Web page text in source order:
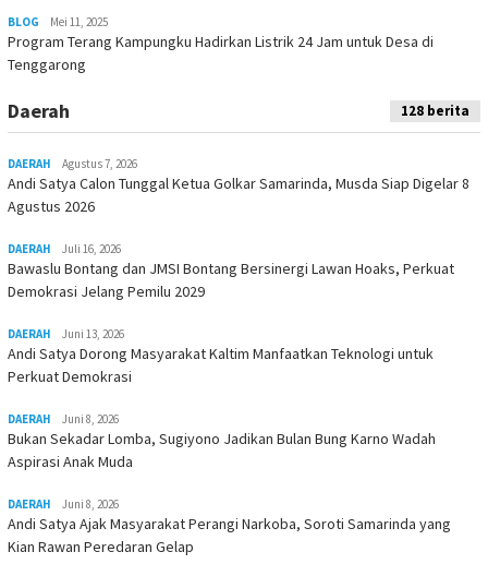
BLOG Mei 11, 2025
Program Terang Kampungku Hadirkan Listrik 24 Jam untuk Desa di
Tenggarong
Daerah 128 berita
DAERAH Agustus 7, 2026
Andi Satya Calon Tunggal Ketua Golkar Samarinda, Musda Siap Digelar 8
Agustus 2026
DAERAH Juli 16, 2026
Bawaslu Bontang dan JMSI Bontang Bersinergi Lawan Hoaks, Perkuat
Demokrasi Jelang Pemilu 2029
DAERAH Juni 13, 2026
Andi Satya Dorong Masyarakat Kaltim Manfaatkan Teknologi untuk
Perkuat Demokrasi
DAERAH Juni 8, 2026
Bukan Sekadar Lomba, Sugiyono Jadikan Bulan Bung Karno Wadah
Aspirasi Anak Muda
DAERAH Juni 8, 2026
Andi Satya Ajak Masyarakat Perangi Narkoba, Soroti Samarinda yang
Kian Rawan Peredaran Gelap